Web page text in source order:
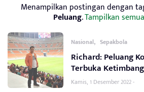
Menampilkan postingan dengan
Peluang.Tampilkan
Nasional, Sepakbola
Richard: Peluang
Terbuka
Kamis, 1 Desember 2022 -